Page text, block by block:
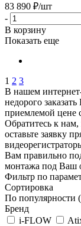
83 890 ₽/шт
-
В корзину
Показать еще
1 2 3
В нашем
недорого
приемлемой цене
Обратитесь к нам,
оставьте заявку
Вам правильно
монтажа под Ваш
Фильтр по
Сортировка
По популярности
Бренд
i-FLOW